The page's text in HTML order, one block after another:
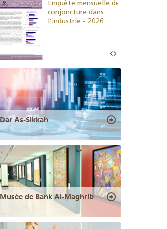
Enquête mensuelle de
conjoncture dans
l’industrie - 2026
Dar As-Sikkah
Musée de Bank Al-Maghrib